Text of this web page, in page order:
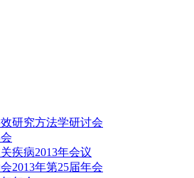
研究方法学研讨会
疾病2013年会议
2013年第25届年会